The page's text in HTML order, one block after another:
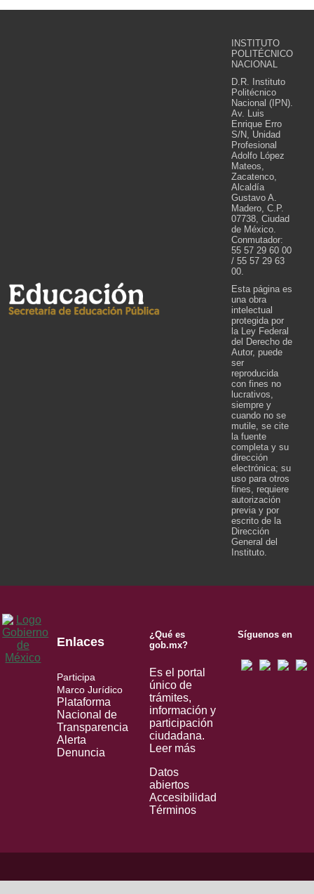
INSTITUTO
POLITÉCNICO
NACIONAL
D.R. Instituto
Politécnico
Nacional (IPN).
Av. Luis
Enrique Erro
S/N, Unidad
Profesional
Adolfo López
Mateos,
Zacatenco,
Alcaldía
Gustavo A.
Madero, C.P.
07738, Ciudad
de México.
Conmutador:
55 57 29 60 00
/ 55 57 29 63
00.
Esta página es
una obra
intelectual
protegida por
la Ley Federal
del Derecho de
Autor, puede
ser
reproducida
con fines no
lucrativos,
siempre y
cuando no se
mutile, se cite
la fuente
completa y su
dirección
electrónica; su
uso para otros
fines, requiere
autorización
previa y por
escrito de la
Dirección
General del
Instituto.
Enlaces
Participa
Marco Jurídico
Plataforma
Nacional de
Transparencia
Alerta
Denuncia
¿Qué es
gob.mx?
Es el portal
único de
trámites,
información y
participación
ciudadana.
Leer más
Datos
abiertos
Accesibilidad
Términos
Síguenos en